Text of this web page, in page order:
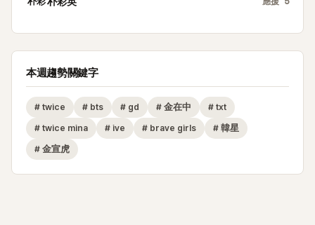
本週趨勢關鍵字
# twice # bts # gd # 金在中 # txt
# twice mina # ive # brave girls # 韓星
# 金宣虎